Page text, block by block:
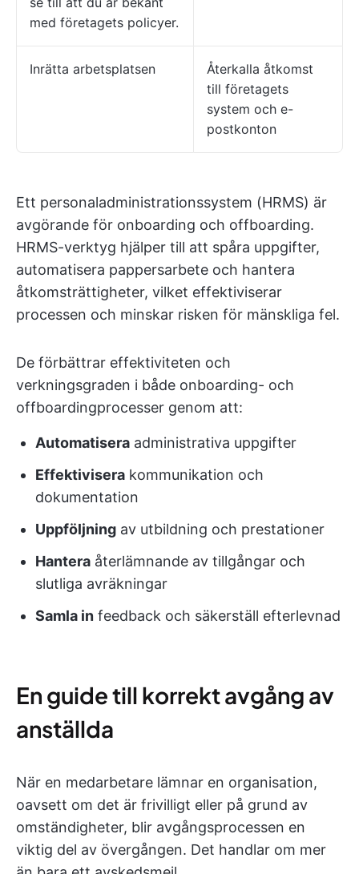
med företagets policyer.
Inrätta arbetsplatsen
Återkalla åtkomst
till företagets
system och e-
postkonton
Ett personaladministrationssystem (HRMS) är
avgörande för onboarding och offboarding.
HRMS-verktyg hjälper till att spåra uppgifter,
automatisera pappersarbete och hantera
åtkomsträttigheter, vilket effektiviserar
processen och minskar risken för mänskliga fel.
De förbättrar effektiviteten och
verkningsgraden i både onboarding- och
offboardingprocesser genom att:
Automatisera administrativa uppgifter
Effektivisera kommunikation och
dokumentation
Uppföljning av utbildning och prestationer
Hantera återlämnande av tillgångar och
slutliga avräkningar
Samla in feedback och säkerställ efterlevnad
En guide till korrekt avgång av
anställda
När en medarbetare lämnar en organisation,
oavsett om det är frivilligt eller på grund av
omständigheter, blir avgångsprocessen en
viktig del av övergången. Det handlar om mer